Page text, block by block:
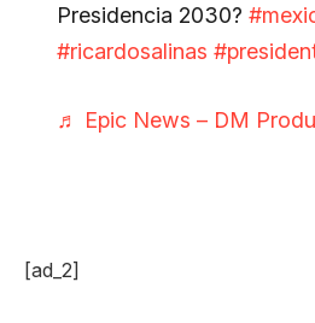
Presidencia 2030?
#ricardosalinas
♬ Epic News – DM
[ad_2]